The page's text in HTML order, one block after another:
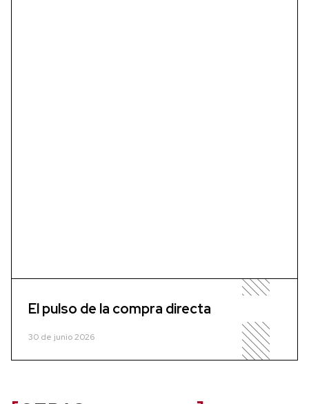
El pulso de la compra directa
30 de junio 2026